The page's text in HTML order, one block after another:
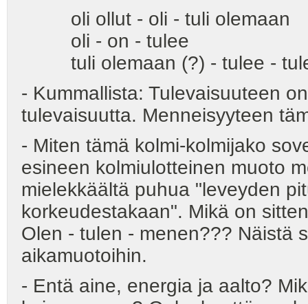
oli ollut - oli - tuli
oli - on -
tuli olemaan (?) - tulee -
- Kummallista: Tulevaisuuteen
tulevaisuutta. Menneisyyteen
- Miten tämä kolmi-kolmijako
esineen kolmiulotteinen muoto
mielekkäältä puhua "leveyden
korkeudestakaan". Mikä on
Olen - tulen - menen??? Näistä
aikamuotoihin.
- Entä aine, energia ja aalto?